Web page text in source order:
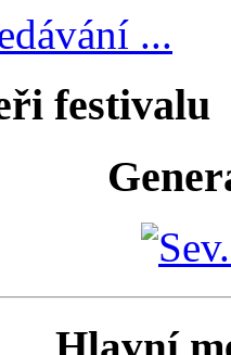
...
festivalu
Hlavní